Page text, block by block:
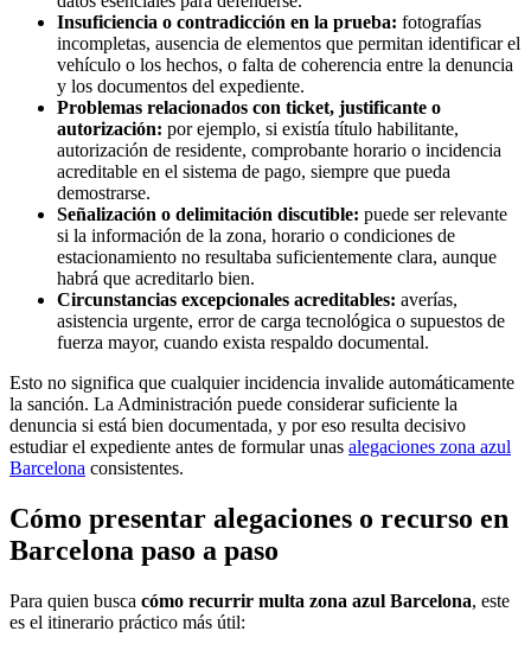
Insuficiencia o contradicción en la prueba: fotografías
incompletas, ausencia de elementos que permitan identificar el
vehículo o los hechos, o falta de coherencia entre la denuncia
y los documentos del expediente.
Problemas relacionados con ticket, justificante o
autorización: por ejemplo, si existía título habilitante,
autorización de residente, comprobante horario o incidencia
acreditable en el sistema de pago, siempre que pueda
demostrarse.
Señalización o delimitación discutible: puede ser relevante
si la información de la zona, horario o condiciones de
estacionamiento no resultaba suficientemente clara, aunque
habrá que acreditarlo bien.
Circunstancias excepcionales acreditables: averías,
asistencia urgente, error de carga tecnológica o supuestos de
fuerza mayor, cuando exista respaldo documental.
Esto no significa que cualquier incidencia invalide automáticamente
la sanción. La Administración puede considerar suficiente la
denuncia si está bien documentada, y por eso resulta decisivo
estudiar el expediente antes de formular unas alegaciones zona azul
Barcelona consistentes.
Cómo presentar alegaciones o recurso en
Barcelona paso a paso
Para quien busca cómo recurrir multa zona azul Barcelona, este
es el itinerario práctico más útil: